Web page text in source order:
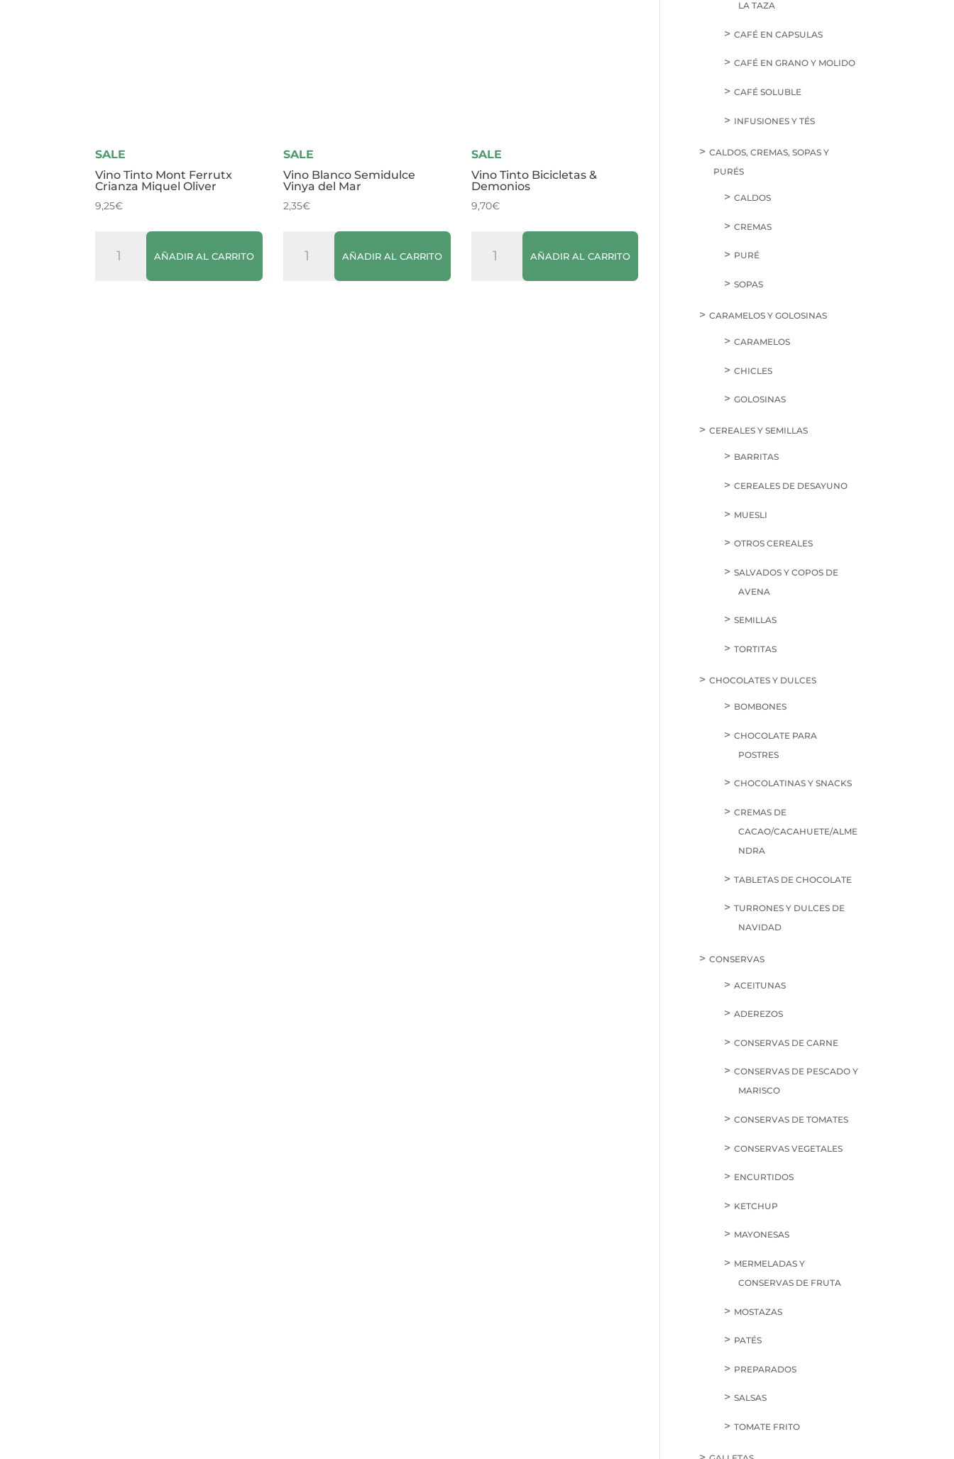
SALE
Vino Tinto Mont Ferrutx
Crianza Miquel Oliver
9,25€
Tinto
AÑADIR AL CARRITO
SALE
Vino Blanco Semidulce
Vinya del Mar
2,35€
Blanco
Semidulce
AÑADIR AL CARRITO
SALE
Vino Tinto Bicicletas &
Demonios
9,70€
Tinto
Bicicletas
AÑADIR AL CARRITO
LA TAZA
CAFÉ EN CAPSULAS
CAFÉ EN GRANO Y MOLIDO
CAFÉ SOLUBLE
INFUSIONES Y TÉS
CALDOS, CREMAS, SOPAS Y
PURÉS
CALDOS
CREMAS
PURÉ
SOPAS
CARAMELOS Y GOLOSINAS
CARAMELOS
CHICLES
GOLOSINAS
CEREALES Y SEMILLAS
BARRITAS
CEREALES DE DESAYUNO
MUESLI
OTROS CEREALES
SALVADOS Y COPOS DE
AVENA
SEMILLAS
TORTITAS
CHOCOLATES Y DULCES
BOMBONES
CHOCOLATE PARA
POSTRES
CHOCOLATINAS Y SNACKS
CREMAS DE
CACAO/CACAHUETE/ALME
NDRA
TABLETAS DE CHOCOLATE
TURRONES Y DULCES DE
NAVIDAD
CONSERVAS
ACEITUNAS
ADEREZOS
CONSERVAS DE CARNE
CONSERVAS DE PESCADO Y
MARISCO
CONSERVAS DE TOMATES
CONSERVAS VEGETALES
ENCURTIDOS
KETCHUP
MAYONESAS
MERMELADAS Y
CONSERVAS DE FRUTA
MOSTAZAS
PATÉS
PREPARADOS
SALSAS
TOMATE FRITO